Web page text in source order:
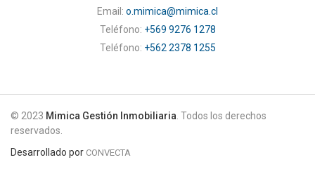
Email: o.mimica@mimica.cl
Teléfono: +569 9276 1278
Teléfono: +562 2378 1255
© 2023 Mimica Gestión Inmobiliaria . Todos los derechos
reservados.
Desarrollado por CONVECTA